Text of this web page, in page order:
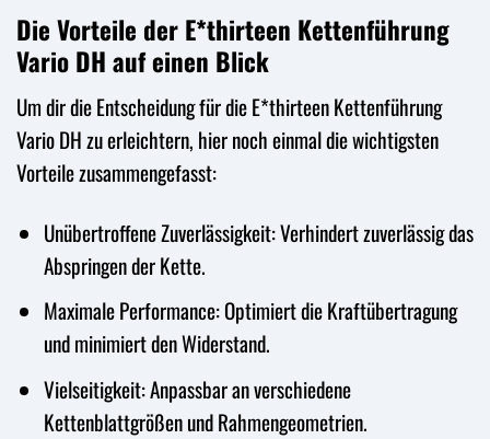
Die Vorteile der E*thirteen Kettenführung
Vario DH auf einen Blick
Um dir die Entscheidung für die E*thirteen Kettenführung
Vario DH zu erleichtern, hier noch einmal die wichtigsten
Vorteile zusammengefasst:
Unübertroffene Zuverlässigkeit: Verhindert zuverlässig das
Abspringen der Kette.
Maximale Performance: Optimiert die Kraftübertragung
und minimiert den Widerstand.
Vielseitigkeit: Anpassbar an verschiedene
Kettenblattgrößen und Rahmengeometrien.